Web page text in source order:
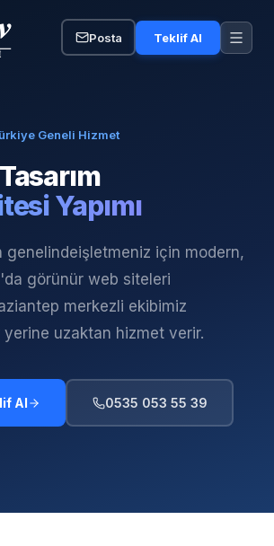
Posta Teklif Al
Geneli Hizmet
Yapımı
genelindeişletmeniz için modern,
görünür web siteleri
merkezli ekibimiz
uzaktan hizmet verir.
Al 0535 053 55 39